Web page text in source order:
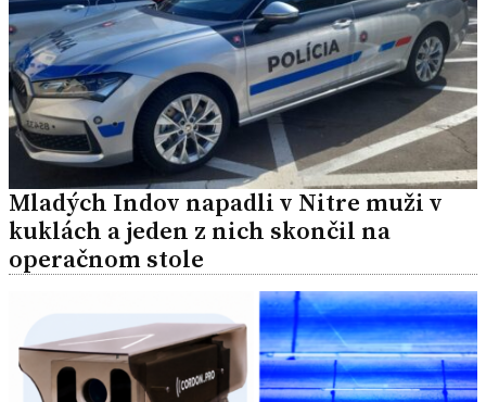
Mladých Indov napadli v Nitre muži v
kuklách a jeden z nich skončil na
operačnom stole